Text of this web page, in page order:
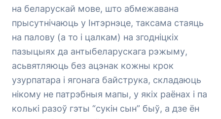
на беларускай мове, што абмежавана
прысутнічаюць у Інтэрнэце, таксама стаяць
на палову (а то і цалкам) на згодніцкіх
пазыцыях да антыбеларускага рэжыму,
асьвятляюць без ацэнак кожны крок
узурпатара і ягонага байструка, складаюць
нікому не патрэбныя мапы, у якіх раёнах і па
колькі разоў гэты “сукін сын” быў, а дзе ён